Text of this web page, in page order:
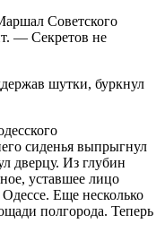
Советского
— Секретов не
шутки, буркнул
сиденья выпрыгнул
дверцу. Из глубин
уставшее лицо
Одессе. Еще несколько
полгорода. Теперь